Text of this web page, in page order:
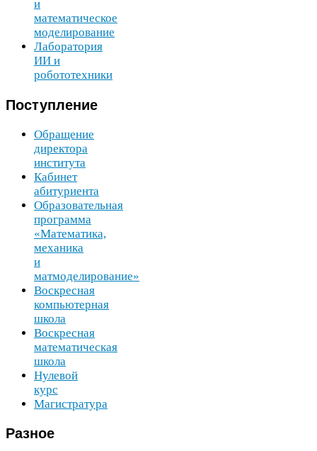
и
математическое
моделирование
Лаборатория
ИИ и
робототехники
Поступление
Обращение
директора
института
Кабинет
абитуриента
Образовательная
программа
«Математика,
механика
и
матмоделирование»
Воскресная
компьютерная
школа
Воскресная
математическая
школа
Нулевой
курс
Магистратура
Разное